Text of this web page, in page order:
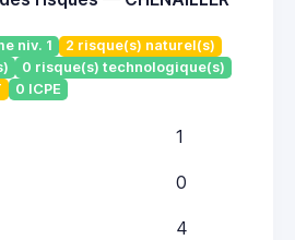
niv. 1
2 risque(s) naturel(s)
0 risque(s) technologique(s)
0 ICPE
1
0
4